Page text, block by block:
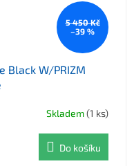
5 450 Kč
–39 %
Black W/PRIZM
Skladem(1 ks)
Do košíku